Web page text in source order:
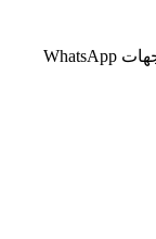
رسائل مخصصة (ترحيب، فوز، خسارة) عبر واجهات WhatsApp